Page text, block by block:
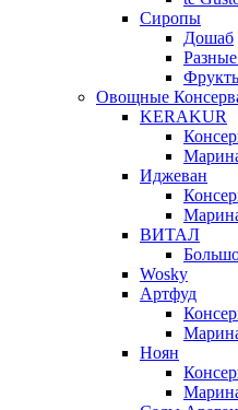
Сиропы
Дошаб
Овощные
KERAKUR
Иджеван
ВИТАЛ
Wosky
Артфуд
Ноян